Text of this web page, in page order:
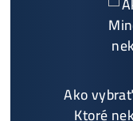
Možnosť
Sme